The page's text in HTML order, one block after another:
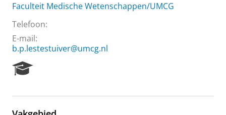
Faculteit Medische Wetenschappen/UMCG
Telefoon:
E-mail:
b.p.lestestuiver@umcg.nl
e